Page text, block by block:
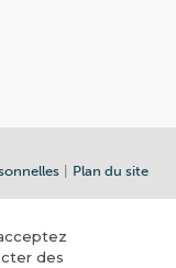
Plan du site
des